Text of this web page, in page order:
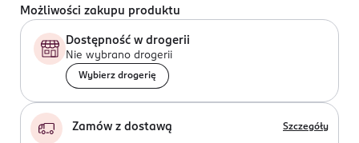
Możliwości zakupu produktu
Dostępność w drogerii
Nie wybrano drogerii
Wybierz drogerię
Zamów z dostawą Szczegóły